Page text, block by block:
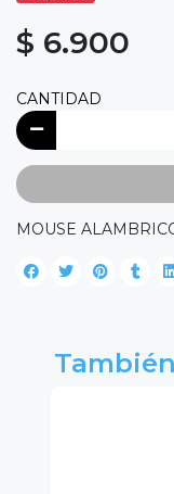
$ 6.900
CANTIDAD
MOUSE